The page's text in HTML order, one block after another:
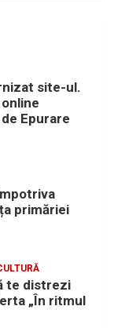
site-ul.
Epurare
primăriei
te distrezi
„În ritmul